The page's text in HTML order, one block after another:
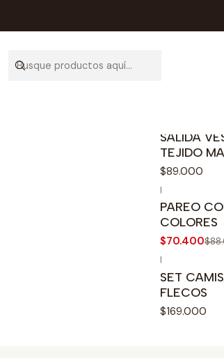
SALIDA
TEJIDO
$89.000
|
PAREO
COLORES
$70.400
|
SET
FLECOS
$169.000